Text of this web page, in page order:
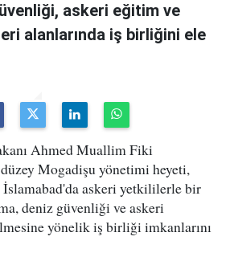
askeri eğitim ve
alanlarında iş birliğini ele
Ahmed Muallim Fiki
Mogadişu yönetimi heyeti,
İslamabad'da askeri yetkililerle bir
deniz güvenliği ve askeri
yönelik iş birliği imkanlarını